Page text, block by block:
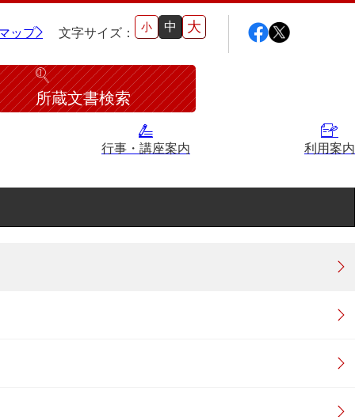
ップ 文字サイズ： 小 中 大
所蔵文書検索
行事・講座案内 利用案内